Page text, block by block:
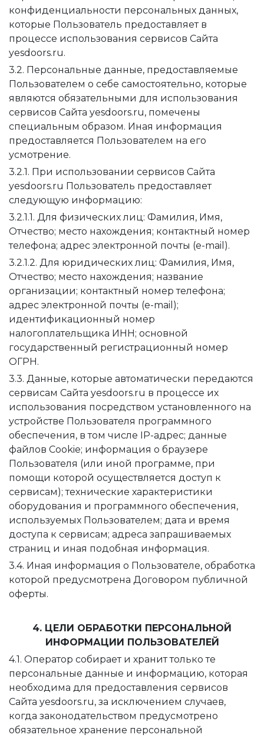
конфиденциальности персональных данных,
которые Пользователь предоставляет в
процессе использования сервисов Сайта
yesdoors.ru.
3.2. Персональные данные, предоставляемые
Пользователем о себе самостоятельно, которые
являются обязательными для использования
сервисов Сайта yesdoors.ru, помечены
специальным образом. Иная информация
предоставляется Пользователем на его
усмотрение.
3.2.1. При использовании сервисов Сайта
yesdoors.ru Пользователь предоставляет
следующую информацию:
3.2.1.1. Для физических лиц: Фамилия, Имя,
Отчество; место нахождения; контактный номер
телефона; адрес электронной почты (e-mail).
3.2.1.2. Для юридических лиц: Фамилия, Имя,
Отчество; место нахождения; название
организации; контактный номер телефона;
адрес электронной почты (e-mail);
идентификационный номер
налогоплательщика ИНН; основной
государственный регистрационный номер
ОГРН.
3.3. Данные, которые автоматически передаются
сервисам Сайта yesdoors.ru в процессе их
использования посредством установленного на
устройстве Пользователя программного
обеспечения, в том числе IP-адрес; данные
файлов Cookie; информация о браузере
Пользователя (или иной программе, при
помощи которой осуществляется доступ к
сервисам); технические характеристики
оборудования и программного обеспечения,
используемых Пользователем; дата и время
доступа к сервисам; адреса запрашиваемых
страниц и иная подобная информация.
3.4. Иная информация о Пользователе, обработка
которой предусмотрена Договором публичной
оферты.
4. ЦЕЛИ ОБРАБОТКИ ПЕРСОНАЛЬНОЙ
ИНФОРМАЦИИ ПОЛЬЗОВАТЕЛЕЙ
4.1. Оператор собирает и хранит только те
персональные данные и информацию, которая
необходима для предоставления сервисов
Сайта yesdoors.ru, за исключением случаев,
когда законодательством предусмотрено
обязательное хранение персональной